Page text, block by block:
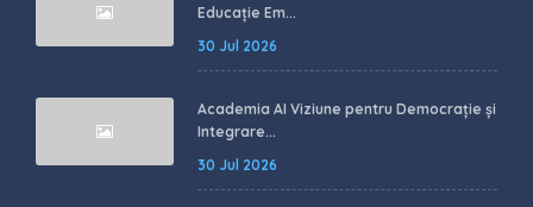
Educație Em...
30 Jul 2026
Academia AI Viziune pentru Democrație și
Integrare...
30 Jul 2026